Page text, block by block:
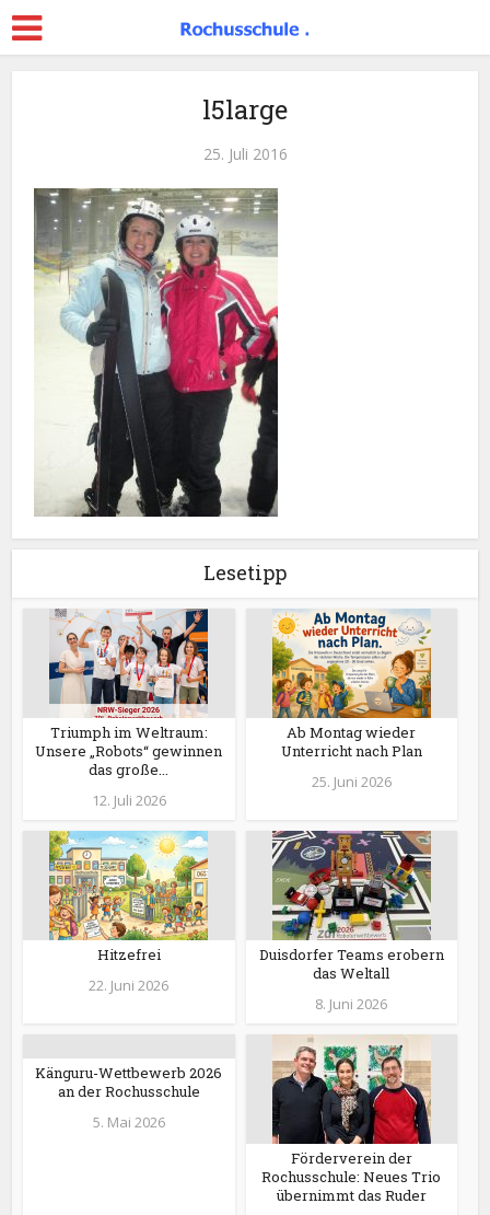
l5large
25. Juli 2016
Lesetipp
Triumph im Weltraum:
Unsere „Robots“ gewinnen
das große...
12. Juli 2026
Ab Montag wieder
Unterricht nach Plan
25. Juni 2026
Hitzefrei
22. Juni 2026
Duisdorfer Teams erobern
das Weltall
8. Juni 2026
Känguru-Wettbewerb 2026
an der Rochusschule
5. Mai 2026
Förderverein der
Rochusschule: Neues Trio
übernimmt das Ruder